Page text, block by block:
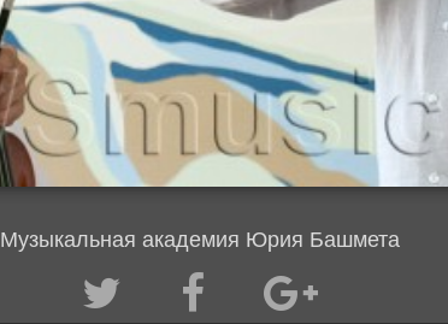
Музыкальная академия Юрия Башмета